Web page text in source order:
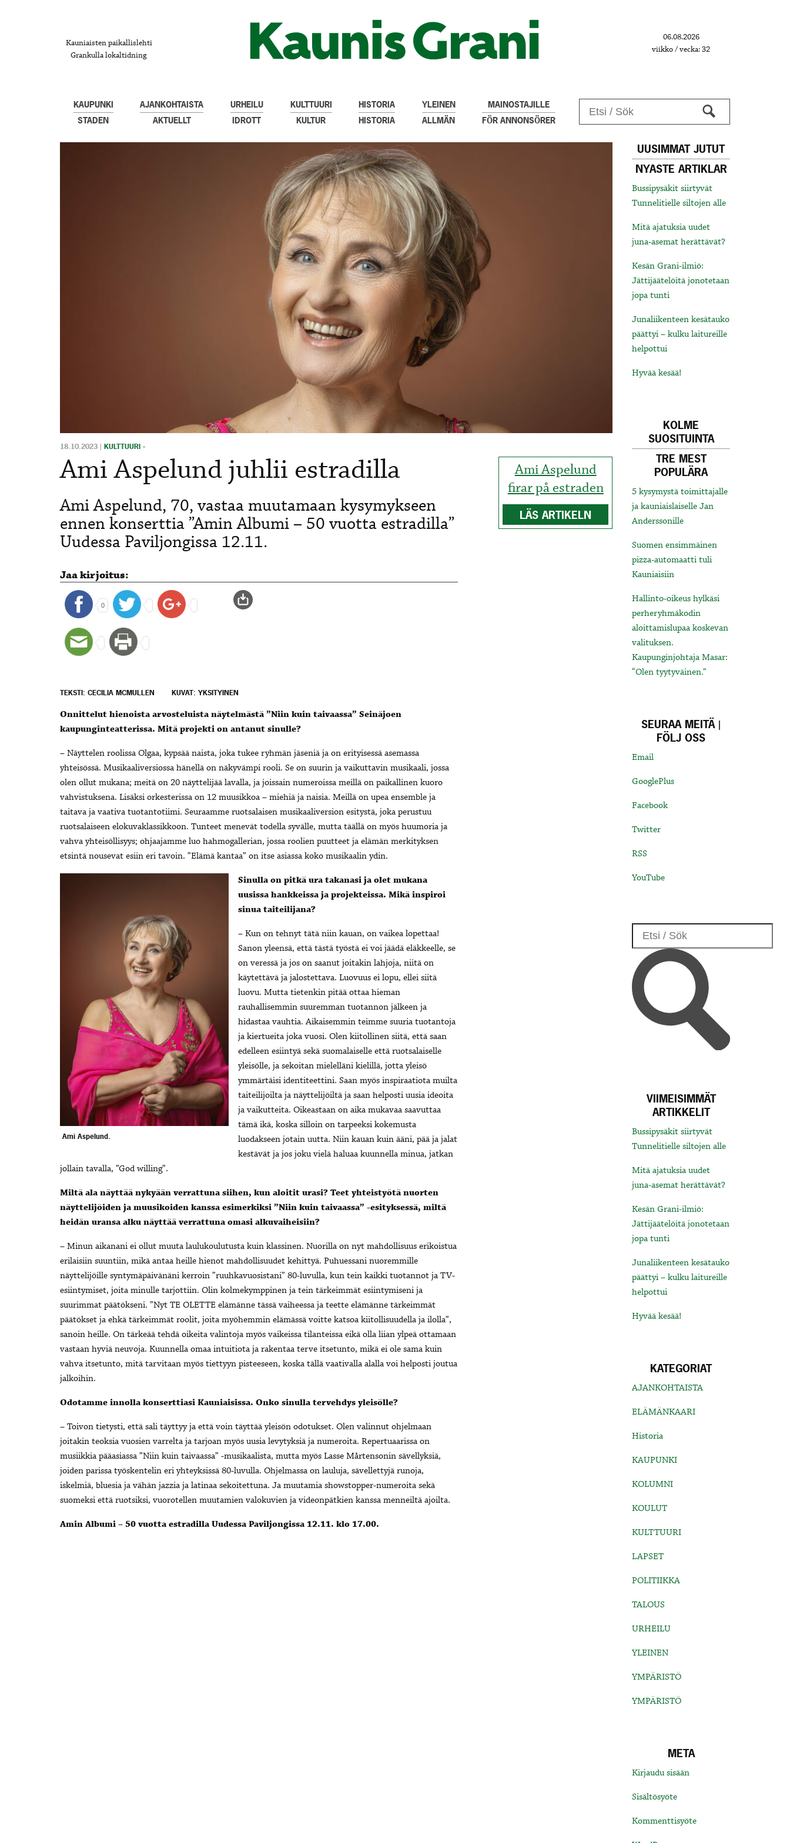
Kauniaisten paikallislehti
Grankulla lokaltidning
06.08.2026
viikko / vecka: 32
KAUPUNKI
STADEN
AJANKOHTAISTA
AKTUELLT
URHEILU
IDROTT
KULTTUURI
KULTUR
HISTORIA
HISTORIA
YLEINEN
ALLMÄN
MAINOSTAJILLE
FÖR ANNONSÖRER
Ami Aspelund
firar på estraden
LÄS ARTIKELN
18.10.2023 | KULTTUURI -
Ami Aspelund juhlii estradilla
Ami Aspelund, 70, vastaa muutamaan kysymykseen
ennen konserttia ”Amin Albumi – 50 vuotta estradilla”
Uudessa Paviljongissa 12.11.
Jaa kirjoitus:
0
TEKSTI: CECILIA MCMULLEN KUVAT: YKSITYINEN
Onnittelut hienoista arvosteluista näytelmästä ”Niin kuin taivaassa” Seinäjoen
kaupunginteatterissa. Mitä projekti on antanut sinulle?
– Näyttelen roolissa Olgaa, kypsää naista, joka tukee ryhmän jäseniä ja on erityisessä asemassa
yhteisössä. Musikaaliversiossa hänellä on näkyvämpi rooli. Se on suurin ja vaikuttavin musikaali, jossa
olen ollut mukana; meitä on 20 näyttelijää lavalla, ja joissain numeroissa meillä on paikallinen kuoro
vahvistuksena. Lisäksi orkesterissa on 12 muusikkoa – miehiä ja naisia. Meillä on upea ensemble ja
taitava ja vaativa tuotantotiimi. Seuraamme ruotsalaisen musikaaliversion esitystä, joka perustuu
ruotsalaiseen elokuvaklassikkoon. Tunteet menevät todella syvälle, mutta täällä on myös huumoria ja
vahva yhteisöllisyys; ohjaajamme luo hahmogallerian, jossa roolien puutteet ja elämän merkityksen
etsintä nousevat esiin eri tavoin. ”Elämä kantaa” on itse asiassa koko musikaalin ydin.
Ami Aspelund.
Sinulla on pitkä ura takanasi ja olet mukana
uusissa hankkeissa ja projekteissa. Mikä inspiroi
sinua taiteilijana?
– Kun on tehnyt tätä niin kauan, on vaikea lopettaa!
Sanon yleensä, että tästä työstä ei voi jäädä eläkkeelle, se
on veressä ja jos on saanut joitakin lahjoja, niitä on
käytettävä ja jalostettava. Luovuus ei lopu, ellei siitä
luovu. Mutta tietenkin pitää ottaa hieman
rauhallisemmin suuremman tuotannon jälkeen ja
hidastaa vauhtia. Aikaisemmin teimme suuria tuotantoja
ja kiertueita joka vuosi. Olen kiitollinen siitä, että saan
edelleen esiintyä sekä suomalaiselle että ruotsalaiselle
yleisölle, ja sekoitan mielelläni kielillä, jotta yleisö
ymmärtäisi identiteettini. Saan myös inspiraatiota muilta
taiteilijoilta ja näyttelijöiltä ja saan helposti uusia ideoita
ja vaikutteita. Oikeastaan on aika mukavaa saavuttaa
tämä ikä, koska silloin on tarpeeksi kokemusta
luodakseen jotain uutta. Niin kauan kuin ääni, pää ja jalat
kestävät ja jos joku vielä haluaa kuunnella minua, jatkan
jollain tavalla, ”God willing”.
Miltä ala näyttää nykyään verrattuna siihen, kun aloitit urasi? Teet yhteistyötä nuorten
näyttelijöiden ja muusikoiden kanssa esimerkiksi ”Niin kuin taivaassa” -esityksessä, miltä
heidän uransa alku näyttää verrattuna omasi alkuvaiheisiin?
– Minun aikanani ei ollut muuta laulukoulutusta kuin klassinen. Nuorilla on nyt mahdollisuus erikoistua
erilaisiin suuntiin, mikä antaa heille hienot mahdollisuudet kehittyä. Puhuessani nuoremmille
näyttelijöille syntymäpäivänäni kerroin ”ruuhkavuosistani” 80-luvulla, kun tein kaikki tuotannot ja TV-
esiintymiset, joita minulle tarjottiin. Olin kolmekymppinen ja tein tärkeimmät esiintymiseni ja
suurimmat päätökseni. ”Nyt TE OLETTE elämänne tässä vaiheessa ja teette elämänne tärkeimmät
päätökset ja ehkä tärkeimmät roolit, joita myöhemmin elämässä voitte katsoa kiitollisuudella ja ilolla”,
sanoin heille. On tärkeää tehdä oikeita valintoja myös vaikeissa tilanteissa eikä olla liian ylpeä ottamaan
vastaan hyviä neuvoja. Kuunnella omaa intuitiota ja rakentaa terve itsetunto, mikä ei ole sama kuin
vahva itsetunto, mitä tarvitaan myös tiettyyn pisteeseen, koska tällä vaativalla alalla voi helposti joutua
jalkoihin.
Odotamme innolla konserttiasi Kauniaisissa. Onko sinulla tervehdys yleisölle?
– Toivon tietysti, että sali täyttyy ja että voin täyttää yleisön odotukset. Olen valinnut ohjelmaan
joitakin teoksia vuosien varrelta ja tarjoan myös uusia levytyksiä ja numeroita. Repertuaarissa on
musiikkia pääasiassa ”Niin kuin taivaassa” -musikaalista, mutta myös Lasse Mårtensonin sävellyksiä,
joiden parissa työskentelin eri yhteyksissä 80-luvulla. Ohjelmassa on lauluja, sävellettyjä runoja,
iskelmiä, bluesia ja vähän jazzia ja latinaa sekoitettuna. Ja muutamia showstopper-numeroita sekä
suomeksi että ruotsiksi, vuorotellen muutamien valokuvien ja videonpätkien kanssa menneiltä ajoilta.
Amin Albumi – 50 vuotta estradilla Uudessa Paviljongissa 12.11. klo 17.00.
UUSIMMAT JUTUT
NYASTE ARTIKLAR
Bussipysäkit siirtyvät
Tunnelitielle siltojen alle
Mitä ajatuksia uudet
juna-asemat herättävät?
Kesän Grani-ilmiö:
Jättijäätelöitä jonotetaan
jopa tunti
Junaliikenteen kesätauko
päättyi – kulku laitureille
helpottui
Hyvää kesää!
KOLME
SUOSITUINTA
TRE MEST
POPULÄRA
5 kysymystä toimittajalle
ja kauniaislaiselle Jan
Anderssonille
Suomen ensimmäinen
pizza-automaatti tuli
Kauniaisiin
Hallinto-oikeus hylkäsi
perheryhmäkodin
aloittamislupaa koskevan
valituksen.
Kaupunginjohtaja Masar:
“Olen tyytyväinen.”
SEURAA MEITÄ |
FÖLJ OSS
Email
GooglePlus
Facebook
Twitter
RSS
YouTube
VIIMEISIMMÄT
ARTIKKELIT
Bussipysäkit siirtyvät
Tunnelitielle siltojen alle
Mitä ajatuksia uudet
juna-asemat herättävät?
Kesän Grani-ilmiö:
Jättijäätelöitä jonotetaan
jopa tunti
Junaliikenteen kesätauko
päättyi – kulku laitureille
helpottui
Hyvää kesää!
KATEGORIAT
AJANKOHTAISTA
ELÄMÄNKAARI
Historia
KAUPUNKI
KOLUMNI
KOULUT
KULTTUURI
LAPSET
POLITIIKKA
TALOUS
URHEILU
YLEINEN
YMPÄRISTÖ
YMPÄRISTÖ
META
Kirjaudu sisään
Sisältösyöte
Kommenttisyöte